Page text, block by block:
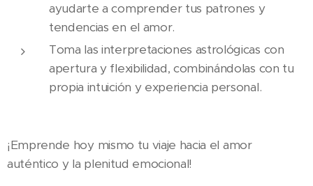
ayudarte a comprender tus patrones y
tendencias en el amor.
Toma las interpretaciones astrológicas con
apertura y flexibilidad, combinándolas con tu
propia intuición y experiencia personal.
¡Emprende hoy mismo tu viaje hacia el amor
auténtico y la plenitud emocional!